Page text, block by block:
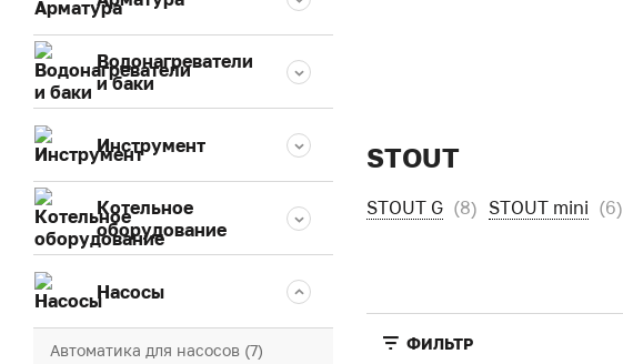
Водонагреватели
и баки
Инструмент
Котельное
оборудование
Насосы
Автоматика для насосов (7)
STOUT
STOUT G (8) STOUT mini (6)
ФИЛЬТР